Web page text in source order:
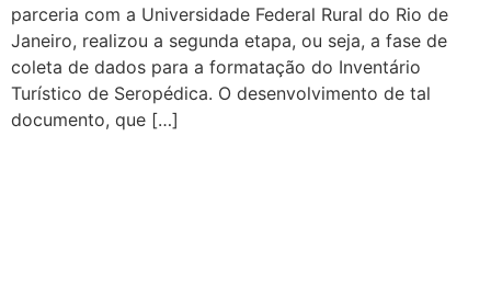
parceria com a Universidade Federal Rural do Rio de
Janeiro, realizou a segunda etapa, ou seja, a fase de
coleta de dados para a formatação do Inventário
Turístico de Seropédica. O desenvolvimento de tal
documento, que […]